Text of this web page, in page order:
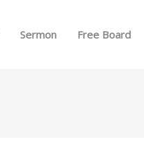
Sermon Free Board